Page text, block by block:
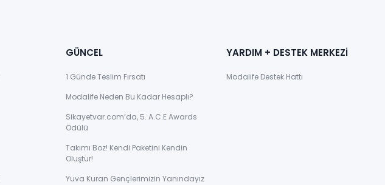
GÜNCEL
1 Günde Teslim Fırsatı
Modalife Neden Bu Kadar Hesaplı?
Sikayetvar.com’da, 5. A.C.E Awards
Ödülü
Takımı Boz! Kendi Paketini Kendin
Oluştur!
Yuva Kuran Gençlerimizin Yanındayız
YARDIM + DESTEK MERKEZİ
Modalife Destek Hattı